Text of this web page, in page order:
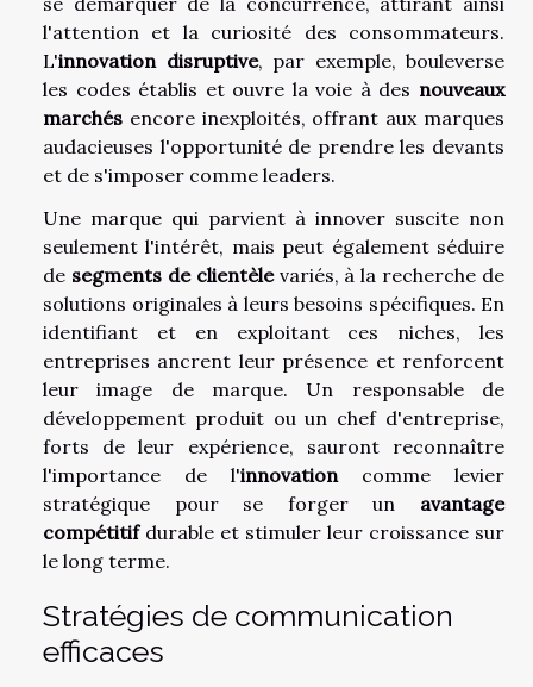
l'attention et la curiosité des consommateurs.
L'innovation disruptive, par exemple, bouleverse
les codes établis et ouvre la voie à des nouveaux
marchés encore inexploités, offrant aux marques
audacieuses l'opportunité de prendre les devants
et de s'imposer comme leaders.
Une marque qui parvient à innover suscite non
seulement l'intérêt, mais peut également séduire
de segments de clientèlevariés, à la recherche de
solutions originales à leurs besoins spécifiques. En
identifiant et en exploitant ces niches, les
entreprises ancrent leur présence et renforcent
leur image de marque. Un responsable de
développement produit ou un chef d'entreprise,
forts de leur expérience, sauront reconnaître
l'importance de l'innovation comme levier
stratégique pour se forger un avantage
compétitifdurable et stimuler leur croissance sur
le long terme.
Stratégies de communication
efficaces